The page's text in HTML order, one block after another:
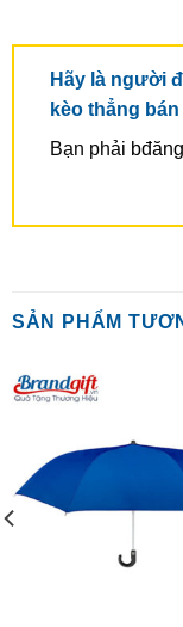
Hãy là người
kèo thẳng
Bạn phải
SẢN PHẨM